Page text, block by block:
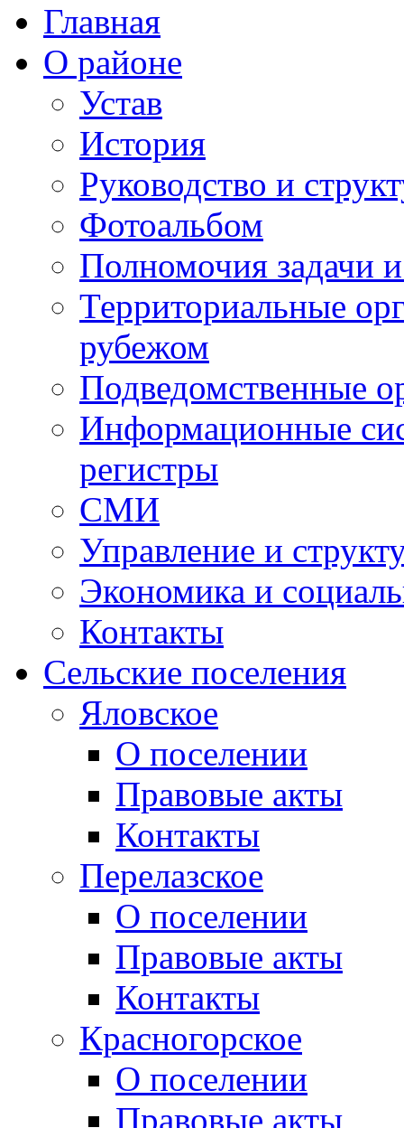
Главная
О районе
Устав
История
Руководство и
Фотоальбом
Полномочия задачи
Территориальные
рубежом
Подведомственные
Информационные
регистры
СМИ
Управление и
Экономика и
Контакты
Сельские поселения
Яловское
О поселении
Правовые акты
Контакты
Перелазское
О поселении
Правовые акты
Контакты
Красногорское
О поселении
Правовые акты